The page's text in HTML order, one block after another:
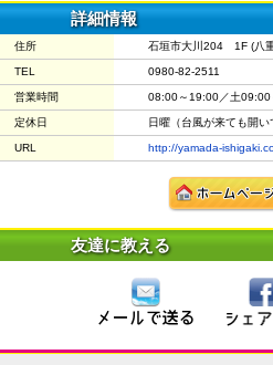
詳細情報
住所 石垣市大川204 1F (八
TEL 0980-82-2511
営業時間 08:00～19:00／土
定休日 日曜（台風が来ても開い
URL http://yamada-
友達に教える